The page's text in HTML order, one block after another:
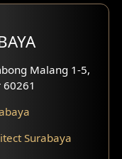
Malang 1-5,
60261
Surabaya